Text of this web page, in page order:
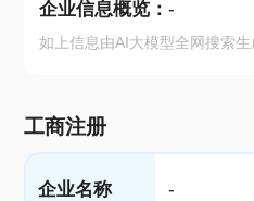
企业信息概览： -
如上信息由AI大模型全网搜索
工商注册
企业名称 -